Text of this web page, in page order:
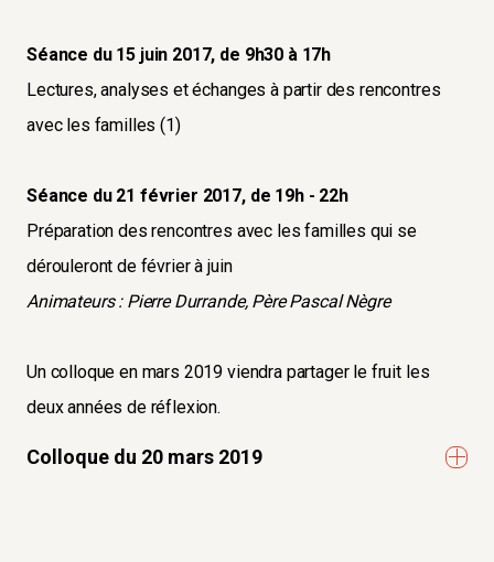
Séance du 15 juin 2017, de 9h30 à 17h
Lectures, analyses et échanges à partir des rencontres
avec les familles (1)
Séance du 21 février 2017, de 19h - 22h
Préparation des rencontres avec les familles qui se
dérouleront de février à juin
Animateurs : Pierre Durrande, Père Pascal Nègre
Un colloque en mars 2019 viendra partager le fruit les
deux années de réflexion.
Colloque du 20 mars 2019